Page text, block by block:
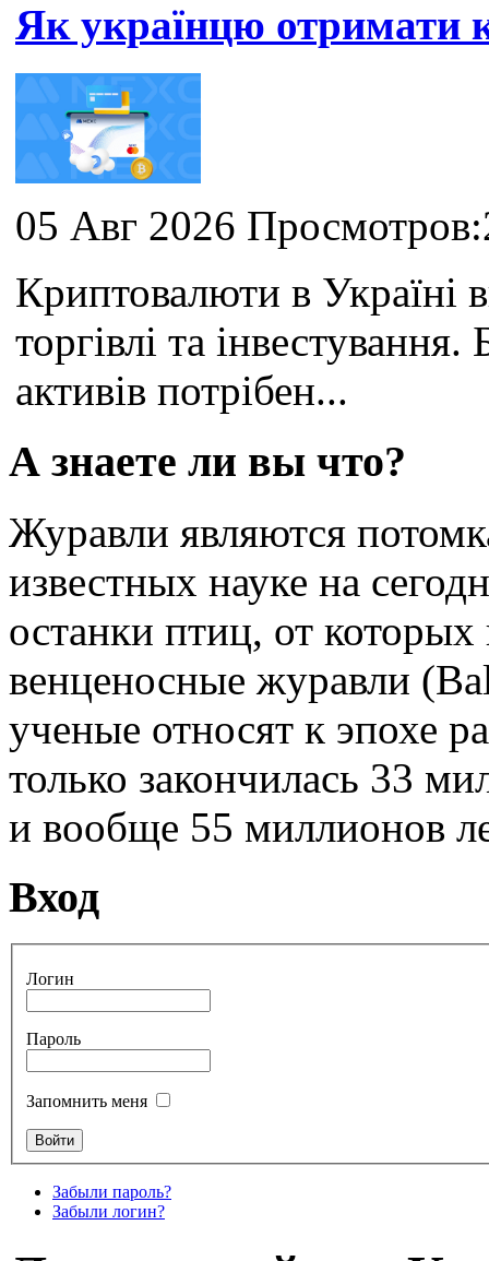
Як українцю отримати
05 Авг 2026
Криптовалюти в Україні
торгівлі та
активів потрібен...
А знаете ли вы что?
Журавли являются
известных науке на
останки птиц, от
венценосные журавли
ученые относят к эпохе
только закончилась 33
и вообще 55 миллионов
Вход
Логин
Пароль
Запомнить меня
Забыли пароль?
Забыли логин?